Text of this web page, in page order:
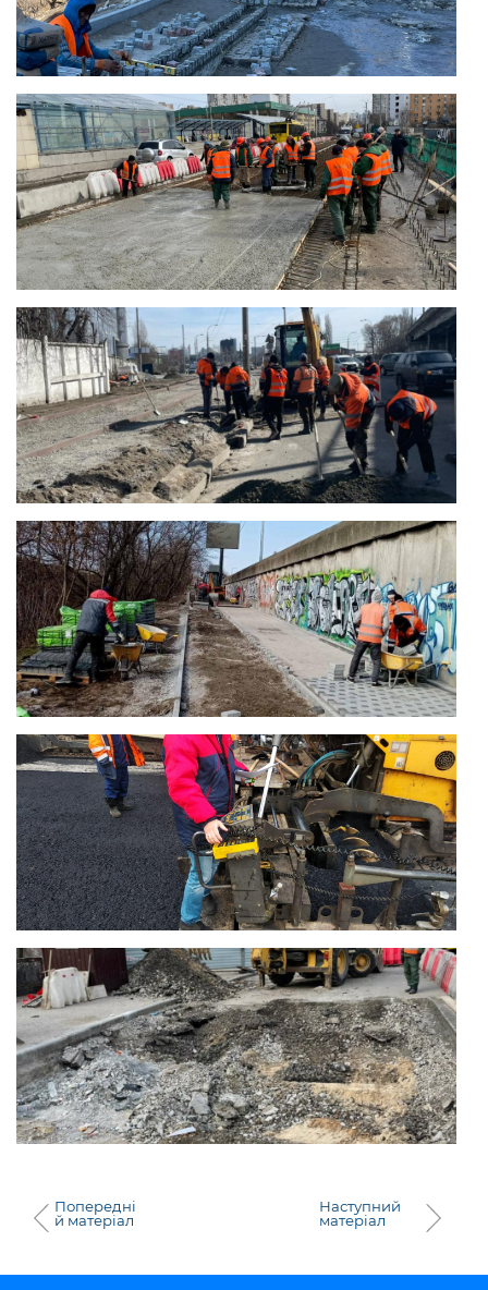
Попередні
й матеріал
Наступний
матеріал